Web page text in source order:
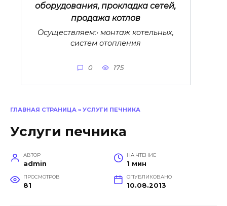
ГЛАВНАЯ СТРАНИЦА » УСЛУГИ ПЕЧНИКА
Услуги печника
АВТОР
admin
НА ЧТЕНИЕ
1 мин
ПРОСМОТРОВ
81
ОПУБЛИКОВАНО
10.08.2013
оборудования, прокладка сетей,
продажа котлов
Осуществляем:• монтаж котельных,
систем отопления
0 175